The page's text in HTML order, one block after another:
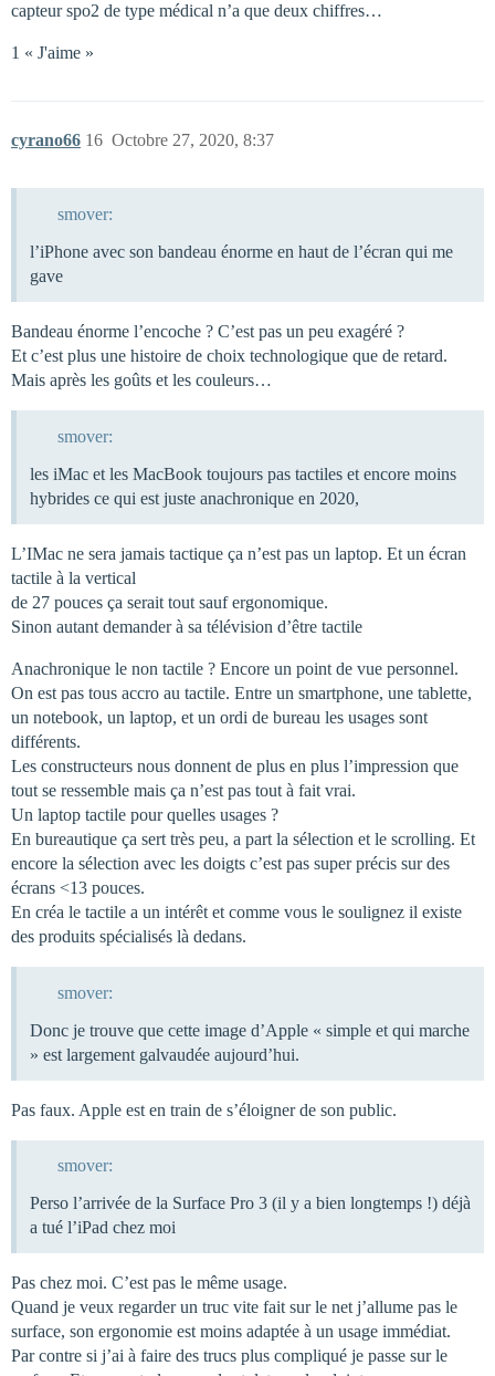
capteur spo2 de type médical n’a que deux chiffres…
1 « J'aime »
cyrano66 Octobre 27, 2020, 8:37
16
smover:
l’iPhone avec son bandeau énorme en haut de l’écran qui me
gave
Bandeau énorme l’encoche ? C’est pas un peu exagéré ?
Et c’est plus une histoire de choix technologique que de retard.
Mais après les goûts et les couleurs…
smover:
les iMac et les MacBook toujours pas tactiles et encore moins
hybrides ce qui est juste anachronique en 2020,
L’IMac ne sera jamais tactique ça n’est pas un laptop. Et un écran
tactile à la vertical
de 27 pouces ça serait tout sauf ergonomique.
Sinon autant demander à sa télévision d’être tactile
Anachronique le non tactile ? Encore un point de vue personnel.
On est pas tous accro au tactile. Entre un smartphone, une tablette,
un notebook, un laptop, et un ordi de bureau les usages sont
différents.
Les constructeurs nous donnent de plus en plus l’impression que
tout se ressemble mais ça n’est pas tout à fait vrai.
Un laptop tactile pour quelles usages ?
En bureautique ça sert très peu, a part la sélection et le scrolling. Et
encore la sélection avec les doigts c’est pas super précis sur des
écrans <13 pouces.
En créa le tactile a un intérêt et comme vous le soulignez il existe
des produits spécialisés là dedans.
smover:
Donc je trouve que cette image d’Apple « simple et qui marche
» est largement galvaudée aujourd’hui.
Pas faux. Apple est en train de s’éloigner de son public.
smover:
Perso l’arrivée de la Surface Pro 3 (il y a bien longtemps !) déjà
a tué l’iPad chez moi
Pas chez moi. C’est pas le même usage.
Quand je veux regarder un truc vite fait sur le net j’allume pas le
surface, son ergonomie est moins adaptée à un usage immédiat.
Par contre si j’ai à faire des trucs plus compliqué je passe sur le